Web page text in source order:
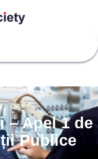
– Apel 1 de
Publice